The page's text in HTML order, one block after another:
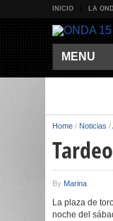
INICIO LA
MENU
Home / Noticias /
By Marina
La plaza de
noche del